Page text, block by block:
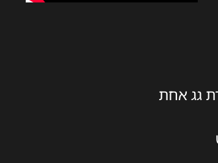
גג אחת